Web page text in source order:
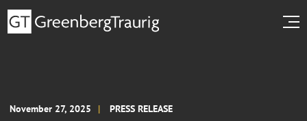
November 27, 2025 PRESS RELEASE